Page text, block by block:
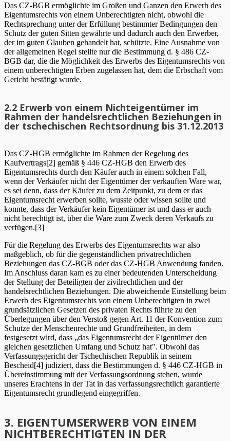
Das CZ-BGB ermöglichte im Großen und Ganzen den Erwerb des
Eigentumsrechts von einem Unberechtigten nicht, obwohl die
Rechtsprechung unter der Erfüllung bestimmter Bedingungen den
Schutz der guten Sitten gewährte und dadurch auch den Erwerber,
der im guten Glauben gehandelt hat, schützte. Eine Ausnahme von
der allgemeinen Regel stellte nur die Bestimmung d. § 486 CZ-
BGB dar, die die Möglichkeit des Erwerbs des Eigentumsrechts von
einem unberechtigten Erben zugelassen hat, dem die Erbschaft vom
Gericht bestätigt wurde.
2.2 Erwerb von einem Nichteigentümer im
Rahmen der handelsrechtlichen Beziehungen in
der tschechischen Rechtsordnung bis 31.12.2013
Das CZ-HGB ermöglichte im Rahmen der Regelung des
Kaufvertrags[2] gemäß § 446 CZ-HGB den Erwerb des
Eigentumsrechts durch den Käufer auch in einem solchen Fall,
wenn der Verkäufer nicht der Eigentümer der verkauften Ware war,
es sei denn, dass der Käufer zu dem Zeitpunkt, zu dem er das
Eigentumsrecht erwerben sollte, wusste oder wissen sollte und
konnte, dass der Verkäufer kein Eigentümer ist und dass er auch
nicht berechtigt ist, über die Ware zum Zweck deren Verkaufs zu
verfügen.[3]
Für die Regelung des Erwerbs des Eigentumsrechts war also
maßgeblich, ob für die gegenständlichen privatrechtlichen
Beziehungen das CZ-BGB oder das CZ-HGB Anwendung fanden.
Im Anschluss daran kam es zu einer bedeutenden Unterscheidung
der Stellung der Beteiligten der zivilrechtlichen und der
handelsrechtlichen Beziehungen. Die abweichende Einstellung beim
Erwerb des Eigentumsrechts von einem Unberechtigten in zwei
grundsätzlichen Gesetzen des privaten Rechts führte zu den
Überlegungen über den Verstoß gegen Art. 11 der Konvention zum
Schutze der Menschenrechte und Grundfreiheiten, in dem
festgesetzt wird, dass „das Eigentumsrecht der Eigentümer den
gleichen gesetzlichen Umfang und Schutz hat". Obwohl das
Verfassungsgericht der Tschechischen Republik in seinem
Bescheid[4] judiziert, dass die Bestimmungen d. § 446 CZ-HGB in
Übereinstimmung mit der Verfassungsordnung stehen, wurde
unseres Erachtens in der Tat in das verfassungsrechtlich garantierte
Eigentumsrecht grundlegend eingegriffen.
3. EIGENTUMSERWERB VON EINEM
NICHTBERECHTIGTEN IN DER